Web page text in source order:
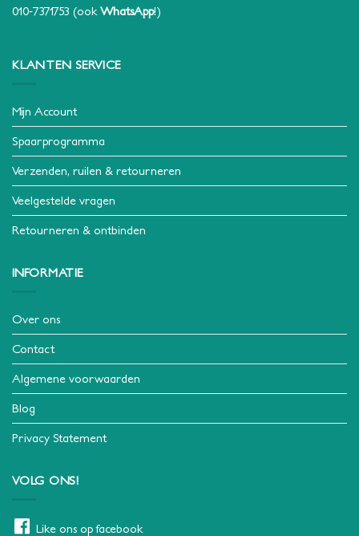
010-7371753 (ook WhatsApp!)
KLANTEN SERVICE
Mijn Account
Spaarprogramma
Verzenden, ruilen & retourneren
Veelgestelde vragen
Retourneren & ontbinden
INFORMATIE
Over ons
Contact
Algemene voorwaarden
Blog
Privacy Statement
VOLG ONS!
Like ons op facebook